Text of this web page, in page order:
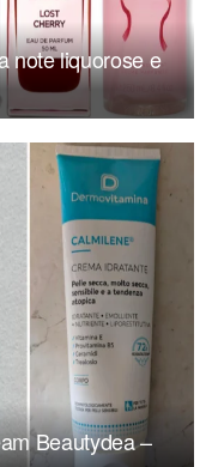
note liquorose e
Beautydea –